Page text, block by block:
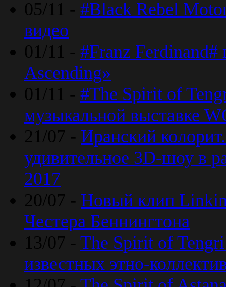
05/11 - #Black Rebel
видео
01/11 - #Franz Ferdinand#
Ascending»
01/11 - #The Spirit of
музыкальной выставке
21/07 - Иранский
удивительное 3D-шоу в
2017
20/07 - Новый клип Linkin
Честера Беннингтона
13/07 - The Spirit of Tengri
известных этно-